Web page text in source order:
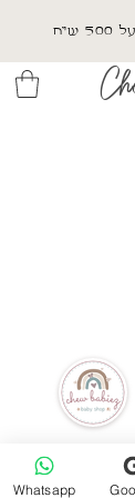
Whatsapp